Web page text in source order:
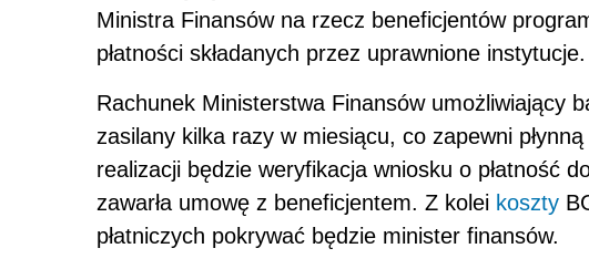
Ministra Finansów na rzecz beneficjentów
płatności składanych przez uprawnione instytucje.
Rachunek Ministerstwa Finansów umożliwiający
zasilany kilka razy w miesiącu, co zapewni
realizacji będzie weryfikacja wniosku o płatność
zawarła umowę z beneficjentem. Z kolei koszty
płatniczych pokrywać będzie minister finansów.